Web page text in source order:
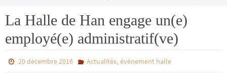
La Halle de Han engage un(e)
employé(e) administratif(ve)
20 décembre 2016 Actualités, événement halle